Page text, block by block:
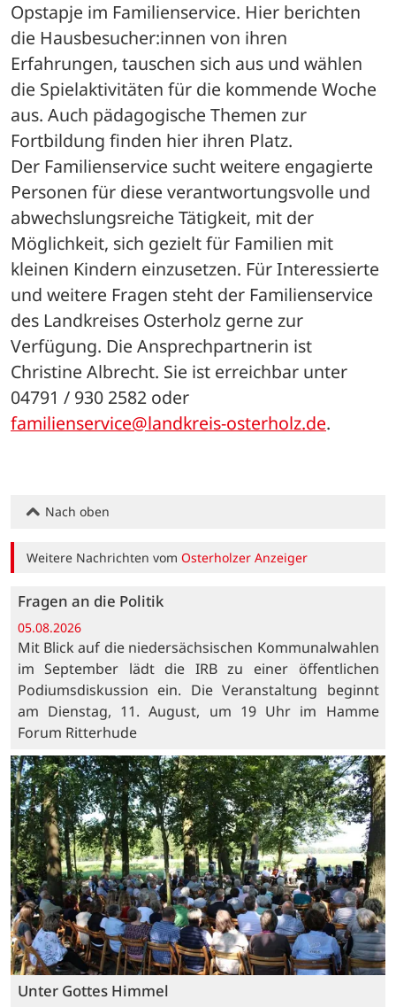
Opstapje im Familienservice. Hier berichten
die Hausbesucher:innen von ihren
Erfahrungen, tauschen sich aus und wählen
die Spielaktivitäten für die kommende Woche
aus. Auch pädagogische Themen zur
Fortbildung finden hier ihren Platz.
Der Familienservice sucht weitere engagierte
Personen für diese verantwortungsvolle und
abwechslungsreiche Tätigkeit, mit der
Möglichkeit, sich gezielt für Familien mit
kleinen Kindern einzusetzen. Für Interessierte
und weitere Fragen steht der Familienservice
des Landkreises Osterholz gerne zur
Verfügung. Die Ansprechpartnerin ist
Christine Albrecht. Sie ist erreichbar unter
familienservice@landkreis-osterholz.de.
Nach oben
Weitere Nachrichten vomOsterholzer Anzeiger
Fragen an die Politik
05.08.2026
Mit Blick auf die niedersächsischen Kommunalwahlen
im September lädt die IRB zu einer öffentlichen
Podiumsdiskussion ein. Die Veranstaltung beginnt
am Dienstag, 11. August, um 19 Uhr im Hamme
Forum Ritterhude
Unter Gottes Himmel